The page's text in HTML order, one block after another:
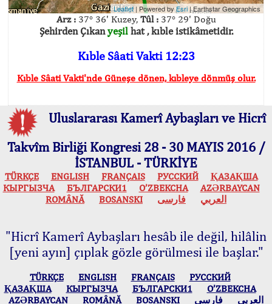
Leaflet| Powered byEsri|Earthstar Geographics
Arz :37° 36' Kuzey, Tûl :37° 29' Doğu
Şehirden Çıkanyeşilhat , kıble istikâmetidir.
Kıble Sâati Vakti 12:23
Kıble Sâati Vakti'nde Güneşe dönen, kıbleye dönmüş olur.
Uluslararası Kamerî Aybaşları ve Hicrî
Takvîm Birliği Kongresi 28 - 30 MAYIS 2016 /
İSTANBUL - TÜRKİYE
TÜRKÇE ENGLISH FRANÇAIS РУССКИЙ
ҚАЗАҚША
КЫPГЫЗЧA
БЪЛГАРСКИ1 O’ZBEKCHA
AZӘRBAYCAN
ROMÂNĂ
BOSANSKI العربي فارسی
"Hicrî Kamerî Aybaşları hesâb ile değil, hilâlin
[yeni ayın] çıplak gözle görülmesi ile başlar."
TÜRKÇE ENGLISH FRANÇAIS
РУССКИЙ
ҚАЗАҚША
КЫPГЫЗЧA БЪЛГАРСКИ1
O’ZBEKCHA
AZӘRBAYCAN
ROMÂNĂ BOSANSKI العربي فارسی